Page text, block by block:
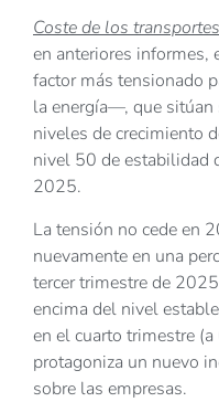
Coste de los
en anteriores informes,
factor más tensionado
la energía—, que sitúan
niveles de crecimiento
nivel 50 de estabilidad
2025.
La tensión no cede en
nuevamente en una
tercer trimestre de
encima del nivel
en el cuarto trimestre
protagoniza un nuevo
sobre las empresas.